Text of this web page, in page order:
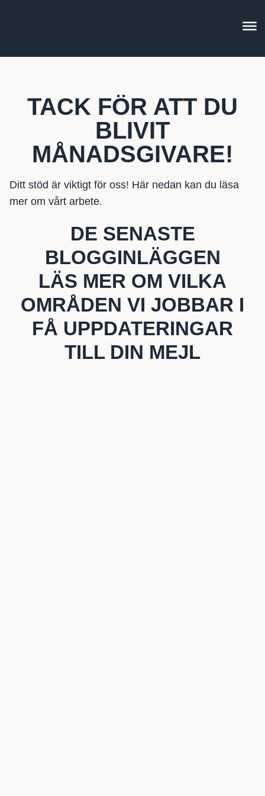
TACK FÖR ATT DU
BLIVIT
MÅNADSGIVARE!
Ditt stöd är viktigt för oss! Här nedan kan du läsa
mer om vårt arbete.
DE SENASTE
BLOGGINLÄGGEN
LÄS MER OM VILKA
OMRÅDEN VI JOBBAR I
FÅ UPPDATERINGAR
TILL DIN MEJL